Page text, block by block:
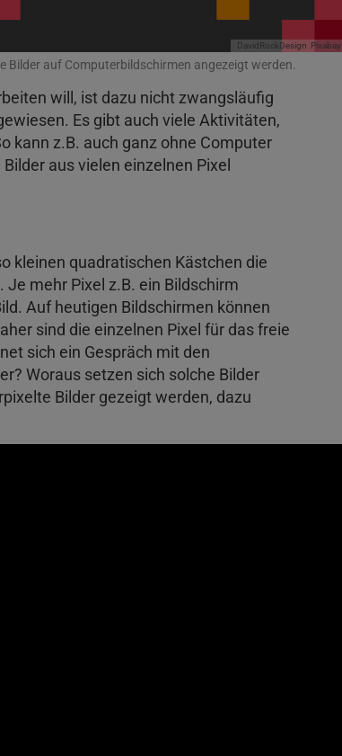
DavidRockDesign Pixabay
auf Computerbildschirmen angezeigt werden.
will, ist dazu nicht zwangsläufig
Es gibt auch viele Aktivitäten,
kann z.B. auch ganz ohne Computer
aus vielen einzelnen Pixel
kleinen quadratischen Kästchen die
mehr Pixel z.B. ein Bildschirm
Auf heutigen Bildschirmen können
sind die einzelnen Pixel für das freie
sich ein Gespräch mit den
Woraus setzen sich solche Bilder
Bilder gezeigt werden, dazu